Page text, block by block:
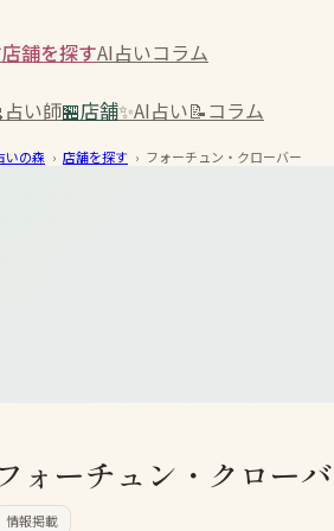
店舗を探すAI占いコラム
占い師🏪店舗✨AI占い📝コラム
いの森 › 店舗を探す › フォーチュン・クローバー
ォーチュン・クロー
情報掲載